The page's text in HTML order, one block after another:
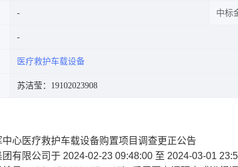
中标
医疗救护车载设备
苏洁莹：19102023908
心医疗救护车载设备购置项目调查更正公告
有限公司于 2024-02-23 09:48:00 至 2024-03-01